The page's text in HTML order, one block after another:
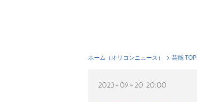
ホーム（オリコンニュース） 芸能 TOP
2023-09-20 20:00